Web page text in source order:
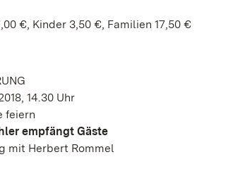
€, Kinder 3,50 €, Familien 17,50 €
14.30 Uhr
feiern
empfängt Gäste
mit Herbert Rommel